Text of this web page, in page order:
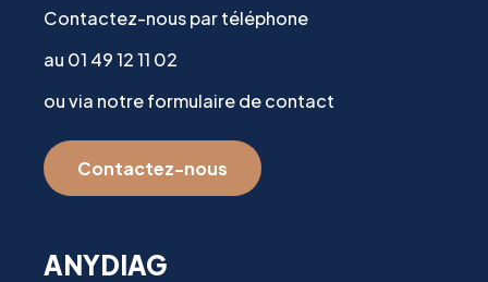
Contactez-nous par téléphone
au 01 49 12 11 02
ou via notre formulaire de contact
Contactez-nous
ANYDIAG